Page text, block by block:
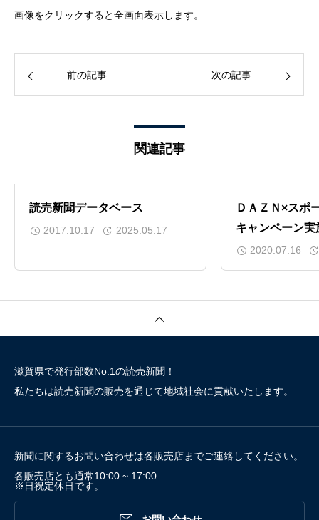
画像をクリックすると全画面表示します。
前の記事 次の記事
関連記事
読売新聞データベース
2017.10.17 2025.05.17
ＤＡＺＮ×ス
キャンペーン実
2020.07.16
滋賀県で発行部数No.1の読売新聞！
私たちは読売新聞の販売を通じて地域社会に貢献いたします。
新聞に関するお問い合わせは各販売店までご連絡してください。
各販売店とも通常10:00 ~ 17:00
※日祝定休日です。